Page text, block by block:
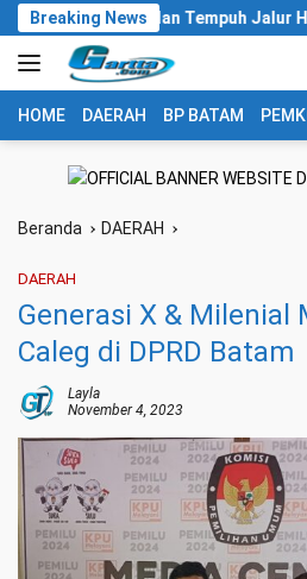
Langsung
ke
konten
Breaking News
dan Tempuh Jalur Hukum
HOME DAERAH BP BATAM
Beranda DAERAH
DAERAH
Generasi X & Milenial
Caleg di DPRD Batam
Layla
November 4, 2023